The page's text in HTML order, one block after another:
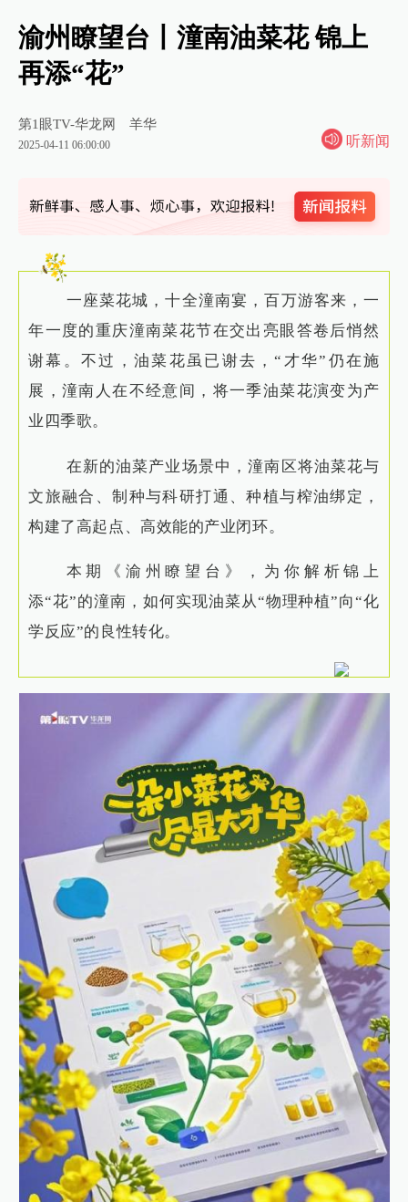
渝州瞭望台丨潼南油菜花 锦上
再添“花”
第1眼TV-华龙网 羊华
2025-04-11 06:00:00 听新闻
一座菜花城，十全潼南宴，百万游客来，一
年一度的重庆潼南菜花节在交出亮眼答卷后悄然
谢幕。不过，油菜花虽已谢去，“才华”仍在施
展，潼南人在不经意间，将一季油菜花演变为产
业四季歌。
在新的油菜产业场景中，潼南区将油菜花与
文旅融合、制种与科研打通、种植与榨油绑定，
构建了高起点、高效能的产业闭环。
本期《渝州瞭望台》，为你解析锦上
添“花”的潼南，如何实现油菜从“物理种植”向“化
学反应”的良性转化。